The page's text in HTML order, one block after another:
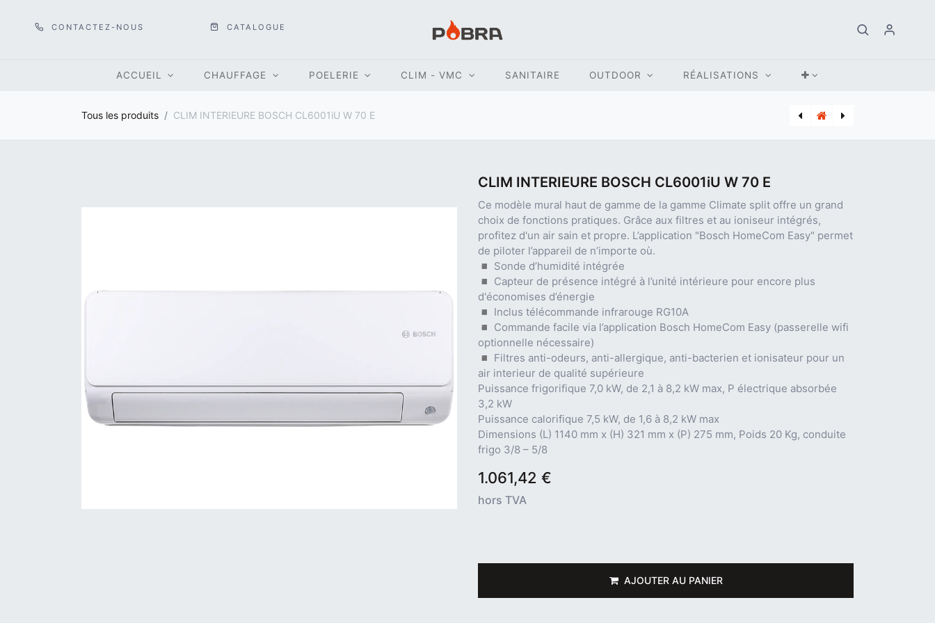
CONTACTEZ-NOUS CATALOGUE
ACCUEIL CHAUFFAGE POELERIE CLIM - VMC SANITAIRE OUTDOOR RÉALISATIONS
Tous les produits CLIM INTERIEURE BOSCH CL6001iU W 70 E
CLIM INTERIEURE BOSCH CL6001iU W 70 E
Ce modèle mural haut de gamme de la gamme Climate split offre un grand
choix de fonctions pratiques. Grâce aux filtres et au ioniseur intégrés,
profitez d'un air sain et propre. L’application "Bosch HomeCom Easy" permet
de piloter l’appareil de n’importe où.
◾ Sonde d’humidité intégrée
◾ Capteur de présence intégré à l’unité intérieure pour encore plus
d'économises d’énergie
◾ Inclus télécommande infrarouge RG10A
◾ Commande facile via l’application Bosch HomeCom Easy (passerelle wifi
optionnelle nécessaire)
◾ Filtres anti-odeurs, anti-allergique, anti-bacterien et ionisateur pour un
air interieur de qualité supérieure
Puissance frigorifique 7,0 kW, de 2,1 à 8,2 kW max, P électrique absorbée
3,2 kW
Puissance calorifique 7,5 kW, de 1,6 à 8,2 kW max
Dimensions (L) 1140 mm x (H) 321 mm x (P) 275 mm, Poids 20 Kg, conduite
frigo 3/8 – 5/8
1.061,42 €
hors TVA
AJOUTER AU PANIER